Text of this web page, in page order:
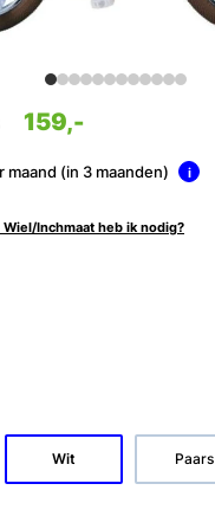
159,-
maand (in 3 maanden) i
Wiel/Inchmaat heb ik nodig?
Wit Paars